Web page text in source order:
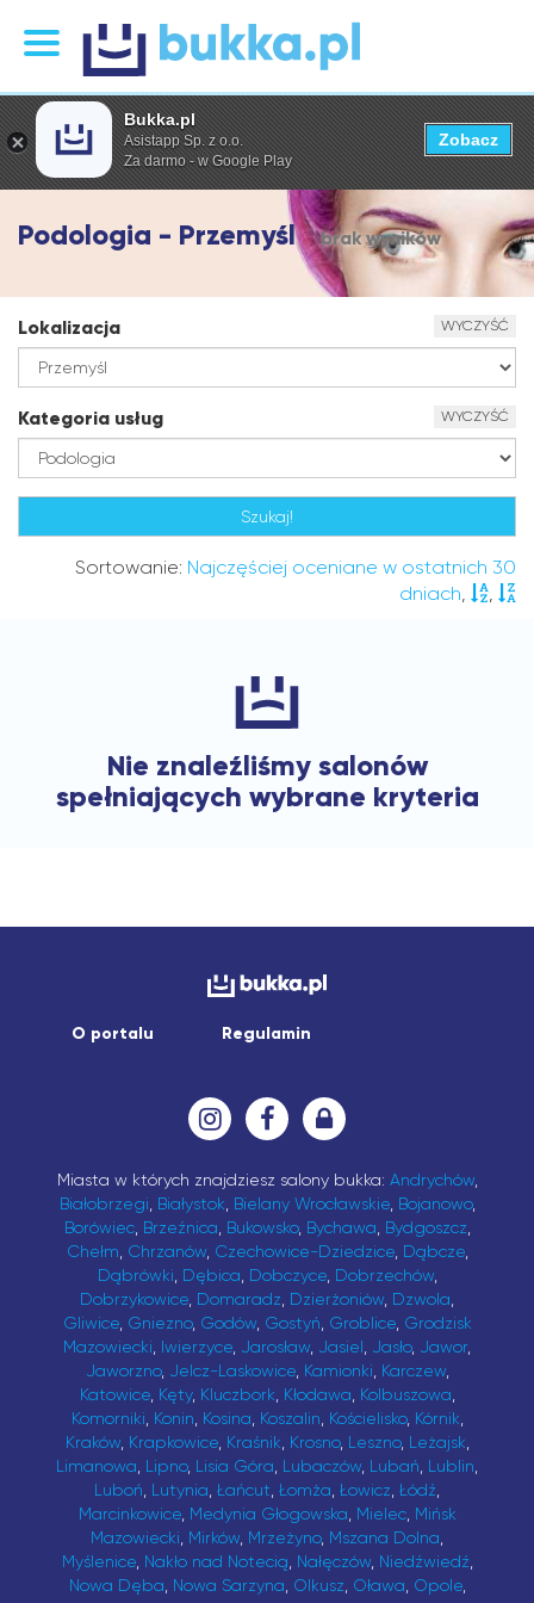
Podologia - Przemyśl brak wyników
Lokalizacja WYCZYŚĆ
Kategoria usług WYCZYŚĆ
Sortowanie: Najczęściej oceniane w ostatnich 30
dniach, ,
Nie znaleźliśmy salonów
spełniających wybrane kryteria
O portalu Regulamin
Miasta w których znajdziesz salony bukka: Andrychów,
Białobrzegi, Białystok, Bielany Wrocławskie, Bojanowo,
Borówiec, Brzeźnica, Bukowsko, Bychawa, Bydgoszcz,
Chełm, Chrzanów, Czechowice-Dziedzice, Dąbcze,
Dąbrówki, Dębica, Dobczyce, Dobrzechów,
Dobrzykowice, Domaradz, Dzierżoniów, Dzwola,
Gliwice, Gniezno, Godów, Gostyń, Groblice, Grodzisk
Mazowiecki, Iwierzyce, Jarosław, Jasiel, Jasło, Jawor,
Jaworzno, Jelcz-Laskowice, Kamionki, Karczew,
Katowice, Kęty, Kluczbork, Kłodawa, Kolbuszowa,
Komorniki, Konin, Kosina, Koszalin, Kościelisko, Kórnik,
Kraków, Krapkowice, Kraśnik, Krosno, Leszno, Leżajsk,
Limanowa, Lipno, Lisia Góra, Lubaczów, Lubań, Lublin,
Luboń, Lutynia, Łańcut, Łomża, Łowicz, Łódź,
Marcinkowice, Medynia Głogowska, Mielec, Mińsk
Mazowiecki, Mirków, Mrzeżyno, Mszana Dolna,
Myślenice, Nakło nad Notecią, Nałęczów, Niedźwiedź,
Nowa Dęba, Nowa Sarzyna, Olkusz, Oława, Opole,
Bukka.pl
Asistapp Sp. z o.o.
Za darmo - w Google Play
Zobacz